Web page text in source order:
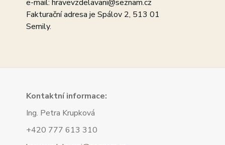
e-mail: hravevzdelavani@seznam.cz
Fakturační adresa je Spálov 2, 513 01
Semily.
Kontaktní informace:
Ing. Petra Krupková
+420 777 613 310